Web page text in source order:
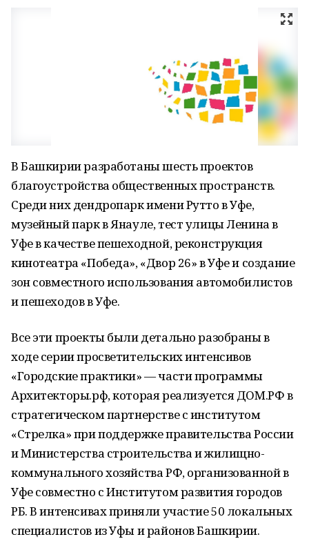
В Башкирии разработаны шесть проектов
благоустройства общественных пространств.
Среди них дендропарк имени Рутто в Уфе,
музейный парк в Янауле, тест улицы Ленина в
Уфе в качестве пешеходной, реконструкция
кинотеатра «Победа», «Двор 26» в Уфе и создание
зон совместного использования автомобилистов
и пешеходов в Уфе.
Все эти проекты были детально разобраны в
ходе серии просветительских интенсивов
«Городские практики» — части программы
Архитекторы.рф, которая реализуется ДОМ.РФ в
стратегическом партнерстве с институтом
«Стрелка» при поддержке правительства России
и Министерства строительства и жилищно-
коммунального хозяйства РФ, организованной в
Уфе совместно с Институтом развития городов
РБ. В интенсивах приняли участие 50 локальных
специалистов из Уфы и районов Башкирии.